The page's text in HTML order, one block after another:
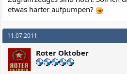
etwas härter aufpumpen?
11.07.2011
Roter Oktober